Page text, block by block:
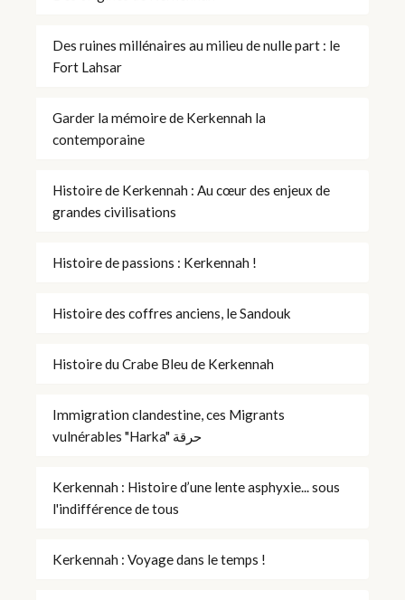
Des ruines millénaires au milieu de nulle part : le
Fort Lahsar
Garder la mémoire de Kerkennah la
contemporaine
Histoire de Kerkennah : Au cœur des enjeux de
grandes civilisations
Histoire de passions : Kerkennah !
Histoire des coffres anciens, le Sandouk
Histoire du Crabe Bleu de Kerkennah
Immigration clandestine, ces Migrants
vulnérables "Harka" حرقة
Kerkennah : Histoire d’une lente asphyxie... sous
l'indifférence de tous
Kerkennah : Voyage dans le temps !